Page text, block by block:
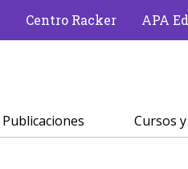
Centro Racker APA
Publicaciones Cursos